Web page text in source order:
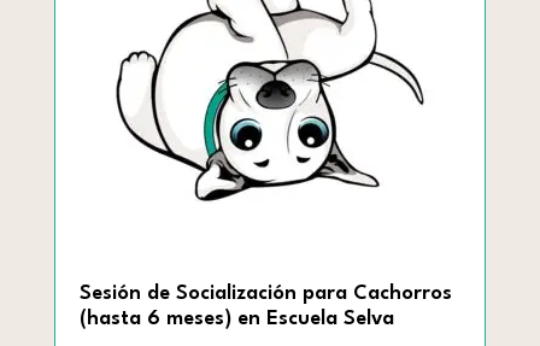
opciones
se
pueden
elegir
en
la
Sesión de Socialización para Cachorros
(hasta 6 meses) en Escuela Selva